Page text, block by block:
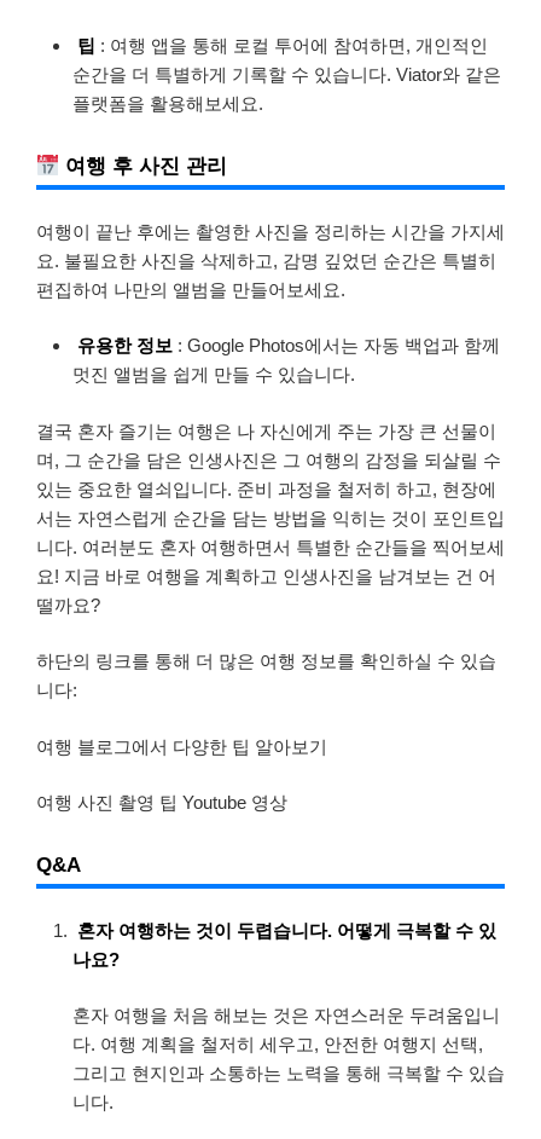
팁 : 여행 앱을 통해 로컬 투어에 참여하면, 개인적인
순간을 더 특별하게 기록할 수 있습니다. Viator와 같은
플랫폼을 활용해보세요.
여행 후 사진 관리
여행이 끝난 후에는 촬영한 사진을 정리하는 시간을 가지세
요. 불필요한 사진을 삭제하고, 감명 깊었던 순간은 특별히
편집하여 나만의 앨범을 만들어보세요.
유용한 정보 : Google Photos에서는 자동 백업과 함께
멋진 앨범을 쉽게 만들 수 있습니다.
결국 혼자 즐기는 여행은 나 자신에게 주는 가장 큰 선물이
며, 그 순간을 담은 인생사진은 그 여행의 감정을 되살릴 수
있는 중요한 열쇠입니다. 준비 과정을 철저히 하고, 현장에
서는 자연스럽게 순간을 담는 방법을 익히는 것이 포인트입
니다. 여러분도 혼자 여행하면서 특별한 순간들을 찍어보세
요! 지금 바로 여행을 계획하고 인생사진을 남겨보는 건 어
떨까요?
하단의 링크를 통해 더 많은 여행 정보를 확인하실 수 있습
니다:
여행 블로그에서 다양한 팁 알아보기
여행 사진 촬영 팁 Youtube 영상
Q&A
혼자 여행하는 것이 두렵습니다. 어떻게 극복할 수 있
나요?
혼자 여행을 처음 해보는 것은 자연스러운 두려움입니
다. 여행 계획을 철저히 세우고, 안전한 여행지 선택,
그리고 현지인과 소통하는 노력을 통해 극복할 수 있습
니다.